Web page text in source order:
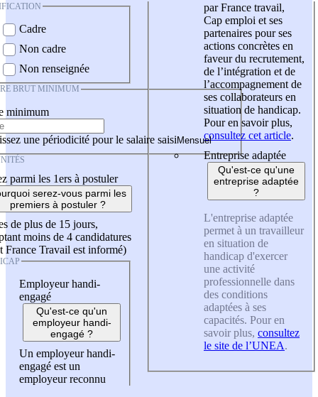
Cadre
Non cadre
Non renseignée
BRUT MINIMUM
minimum
une périodicité pour le salaire saisi
parmi les 1ers à postuler
serez-vous parmi les
premiers à postuler ?
de plus de 15 jours,
moins de 4 candidatures
France Travail est informé)
Employeur handi-
engagé
Qu'est-ce qu'un
employeur handi-
engagé ?
Un employeur handi-
engagé est un
employeur reconnu
par France travail,
Cap emploi et ses
partenaires pour ses
actions concrètes en
faveur du recrutement,
de l’intégration et de
l’accompagnement de
ses collaborateurs en
situation de handicap.
Pour en savoir plus,
consultez cet article.
Entreprise adaptée
Qu'est-ce qu'une
entreprise adaptée
?
L'entreprise adaptée
permet à un travailleur
en situation de
handicap d'exercer
une activité
professionnelle dans
des conditions
adaptées à ses
capacités. Pour en
savoir plus, consultez
le site de l’UNEA.